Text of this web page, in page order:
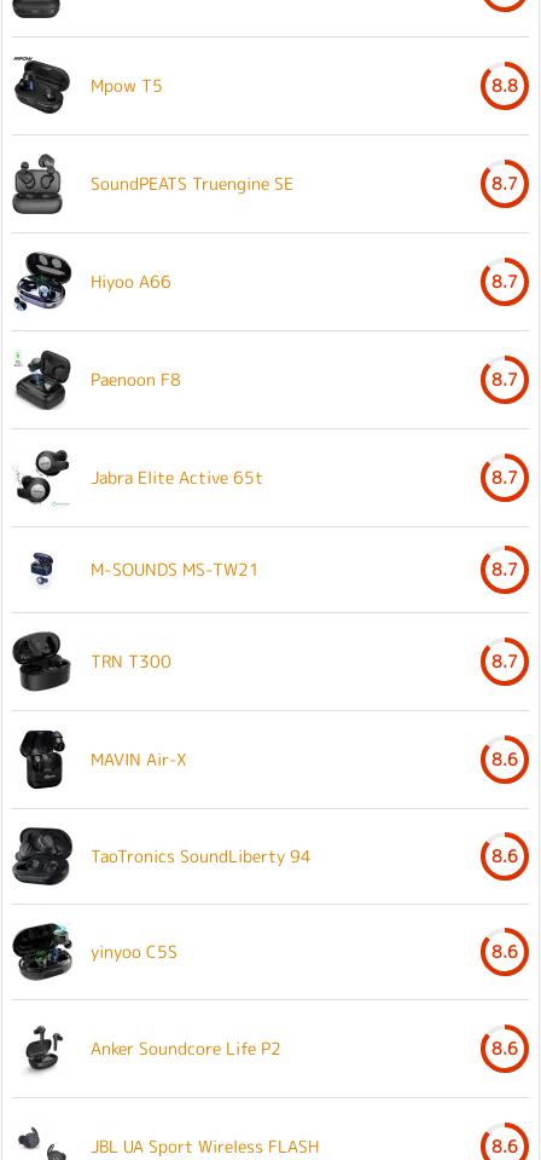
Mpow T5 8.8
SoundPEATS Truengine SE 8.7
Hiyoo A66 8.7
Paenoon F8 8.7
Jabra Elite Active 65t 8.7
M-SOUNDS MS-TW21 8.7
TRN T300 8.7
MAVIN Air-X 8.6
TaoTronics SoundLiberty 94 8.6
yinyoo C5S 8.6
Anker Soundcore Life P2 8.6
JBL UA Sport Wireless FLASH 8.6